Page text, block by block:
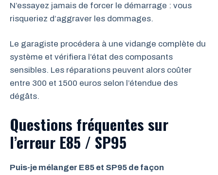
N’essayez jamais de forcer le démarrage : vous
risqueriez d’aggraver les dommages.
Le garagiste procédera à une vidange complète du
système et vérifiera l’état des composants
sensibles. Les réparations peuvent alors coûter
entre 300 et 1500 euros selon l’étendue des
dégâts.
Questions fréquentes sur
l’erreur E85 / SP95
Puis-je mélanger E85 et SP95 de façon